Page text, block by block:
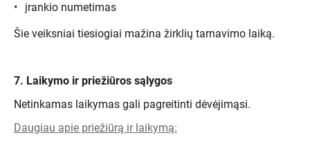
įrankio numetimas
Šie veiksniai tiesiogiai mažina žirklių tarnavimo laiką.
7. Laikymo ir priežiūros sąlygos
Netinkamas laikymas gali pagreitinti dėvėjimąsi.
Daugiau apie priežiūrą ir laikymą: